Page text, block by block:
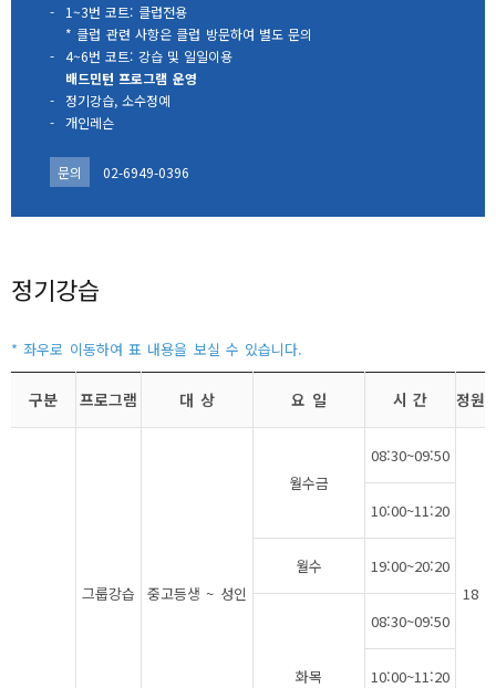
-
1~3번 코트: 클럽전용
* 클럽 관련 사항은 클럽 방문하여 별도 문의
- 4~6번 코트: 강습 및 일일이용
배드민턴 프로그램 운영
-
정기강습, 소수정예
- 개인레슨
문의 02-6949-0396
정기강습
구분 프로그램 대 상 요 일 시 간 정원
그룹강습 중고등생 ~ 성인
월수금
08:30~09:50
18
10:00~11:20
월수 19:00~20:20
화목
08:30~09:50
10:00~11:20